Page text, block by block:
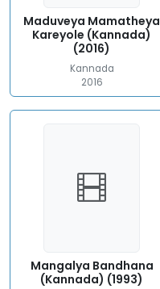
Maduveya Mamatheya
Kareyole (Kannada)
(2016)
Kannada
2016
Mangalya Bandhana
(Kannada) (1993)